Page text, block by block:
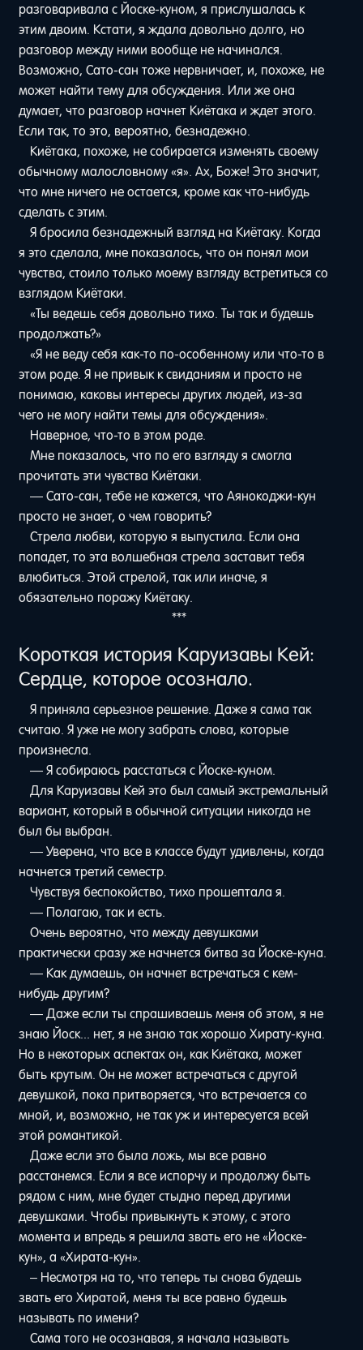
разговаривала с Йоске-куном, я прислушалась к
этим двоим. Кстати, я ждала довольно долго, но
разговор между ними вообще не начинался.
Возможно, Сато-сан тоже нервничает, и, похоже, не
может найти тему для обсуждения. Или же она
думает, что разговор начнет Киётака и ждет этого.
Если так, то это, вероятно, безнадежно.
Киётака, похоже, не собирается изменять своему
обычному малословному «я». Ах, Боже! Это значит,
что мне ничего не остается, кроме как что-нибудь
сделать с этим.
Я бросила безнадежный взгляд на Киётаку. Когда
я это сделала, мне показалось, что он понял мои
чувства, стоило только моему взгляду встретиться со
взглядом Киётаки.
«Ты ведешь себя довольно тихо. Ты так и будешь
продолжать?»
«Я не веду себя как-то по-особенному или что-то в
этом роде. Я не привык к свиданиям и просто не
понимаю, каковы интересы других людей, из-за
чего не могу найти темы для обсуждения».
Наверное, что-то в этом роде.
Мне показалось, что по его взгляду я смогла
прочитать эти чувства Киётаки.
— Сато-сан, тебе не кажется, что Аянокоджи-кун
просто не знает, о чем говорить?
Стрела любви, которую я выпустила. Если она
попадет, то эта волшебная стрела заставит тебя
влюбиться. Этой стрелой, так или иначе, я
обязательно поражу Киётаку.
***
Короткая история Каруизавы Кей:
Сердце, которое осознало.
Я приняла серьезное решение. Даже я сама так
считаю. Я уже не могу забрать слова, которые
произнесла.
— Я собираюсь расстаться с Йоске-куном.
Для Каруизавы Кей это был самый экстремальный
вариант, который в обычной ситуации никогда не
был бы выбран.
— Уверена, что все в классе будут удивлены, когда
начнется третий семестр.
Чувствуя беспокойство, тихо прошептала я.
— Полагаю, так и есть.
Очень вероятно, что между девушками
практически сразу же начнется битва за Йоске-куна.
— Как думаешь, он начнет встречаться с кем-
нибудь другим?
— Даже если ты спрашиваешь меня об этом, я не
знаю Йоск... нет, я не знаю так хорошо Хирату-куна.
Но в некоторых аспектах он, как Киётака, может
быть крутым. Он не может встречаться с другой
девушкой, пока притворяется, что встречается со
мной, и, возможно, не так уж и интересуется всей
этой романтикой.
Даже если это была ложь, мы все равно
расстанемся. Если я все испорчу и продолжу быть
рядом с ним, мне будет стыдно перед другими
девушками. Чтобы привыкнуть к этому, с этого
момента и впредь я решила звать его не «Йоске-
кун», а «Хирата-кун».
– Несмотря на то, что теперь ты снова будешь
звать его Хиратой, меня ты все равно будешь
называть по имени?
Сама того не осознавая, я начала называть